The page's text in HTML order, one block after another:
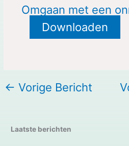
Omgaan met een
Downloaden
← Vorige Bericht
Laatste berichten